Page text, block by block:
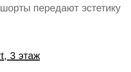
передают эстетику
3 этаж